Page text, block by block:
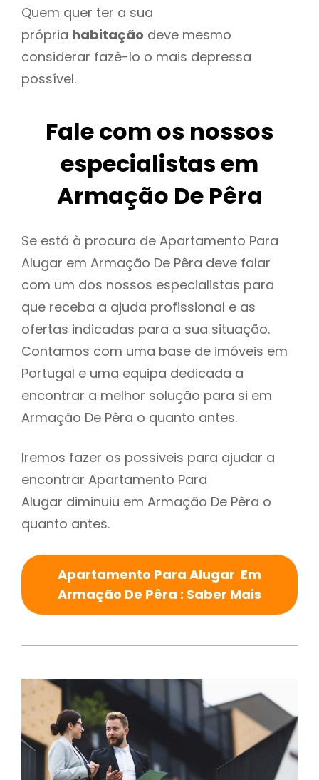
Quem quer ter a sua
própria habitação deve mesmo
considerar fazê-lo o mais depressa
possível.
Fale com os nossos
especialistas em
Armação De Pêra
Se está à procura de Apartamento Para
Alugar em Armação De Pêra deve falar
com um dos nossos especialistas para
que receba a ajuda profissional e as
ofertas indicadas para a sua situação.
Contamos com uma base de imóveis em
Portugal e uma equipa dedicada a
encontrar a melhor solução para si em
Armação De Pêra o quanto antes.
Iremos fazer os possiveis para ajudar a
encontrar Apartamento Para
Alugar diminuiu em Armação De Pêra o
quanto antes.
Apartamento Para Alugar Em
Armação De Pêra : Saber Mais